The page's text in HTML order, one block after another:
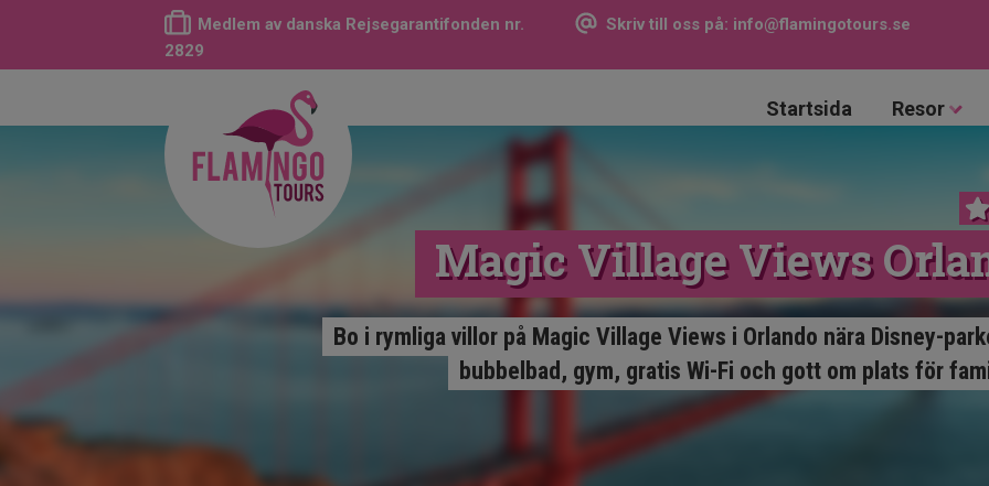
Medlem av danska Rejsegarantifonden nr.
2829
Skriv till oss på: info@flamingotours.se
Startsida Resor
Magic Village Views
Bo i rymliga villor på Magic Village Views i Orlando nära Disney-
bubbelbad, gym, gratis Wi-Fi och gott om plats för